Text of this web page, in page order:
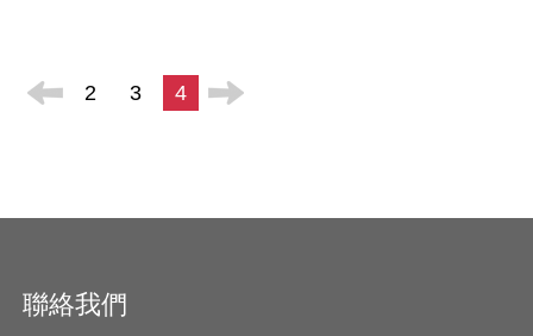
2 3 4
聯絡我們